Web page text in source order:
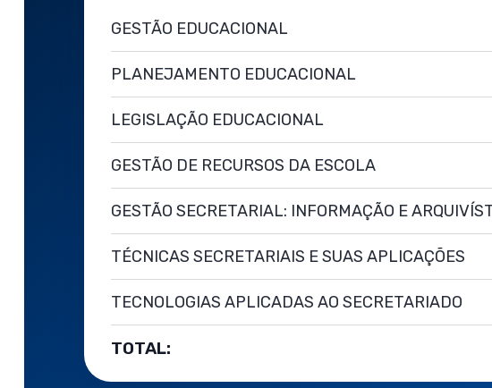
GESTÃO EDUCACIONAL
PLANEJAMENTO EDUCACIONAL
LEGISLAÇÃO EDUCACIONAL
GESTÃO DE RECURSOS DA ESCOLA
GESTÃO SECRETARIAL: INFORMAÇÃO E
TÉCNICAS SECRETARIAIS E SUAS APLICAÇÕES
TECNOLOGIAS APLICADAS AO SECRETARIADO
TOTAL: